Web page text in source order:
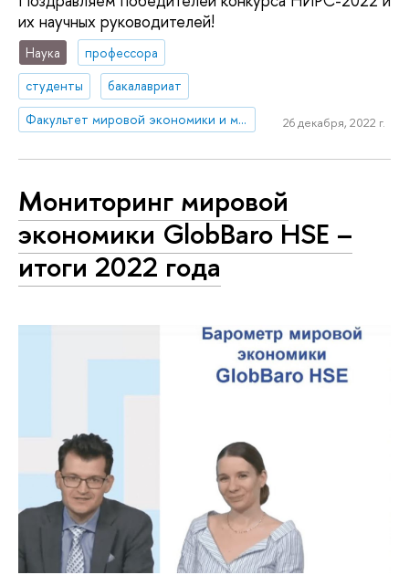
их научных руководителей!
Наука
профессора
студенты
бакалавриат
Факультет мировой экономики и мировой политики
26 декабря, 2022 г.
Мониторинг мировой
экономики GlobBaro HSE –
итоги 2022 года